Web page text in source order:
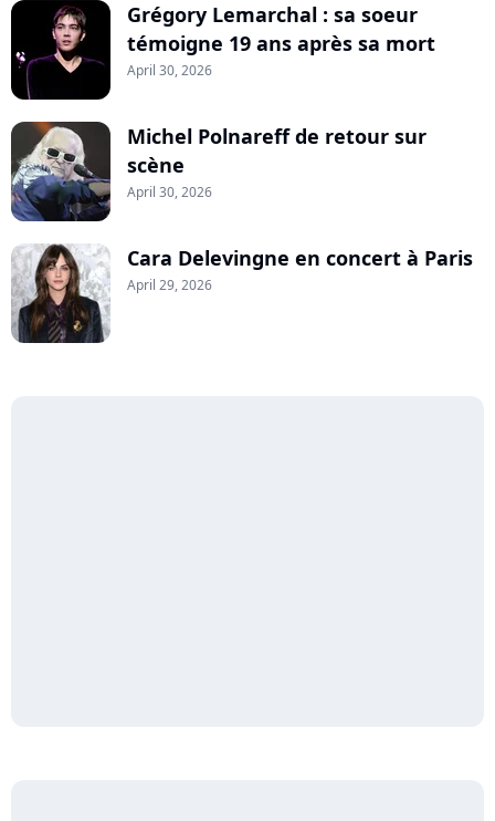
Grégory Lemarchal : sa soeur
témoigne 19 ans après sa mort
April 30, 2026
Michel Polnareff de retour sur
scène
April 30, 2026
Cara Delevingne en concert à Paris
April 29, 2026